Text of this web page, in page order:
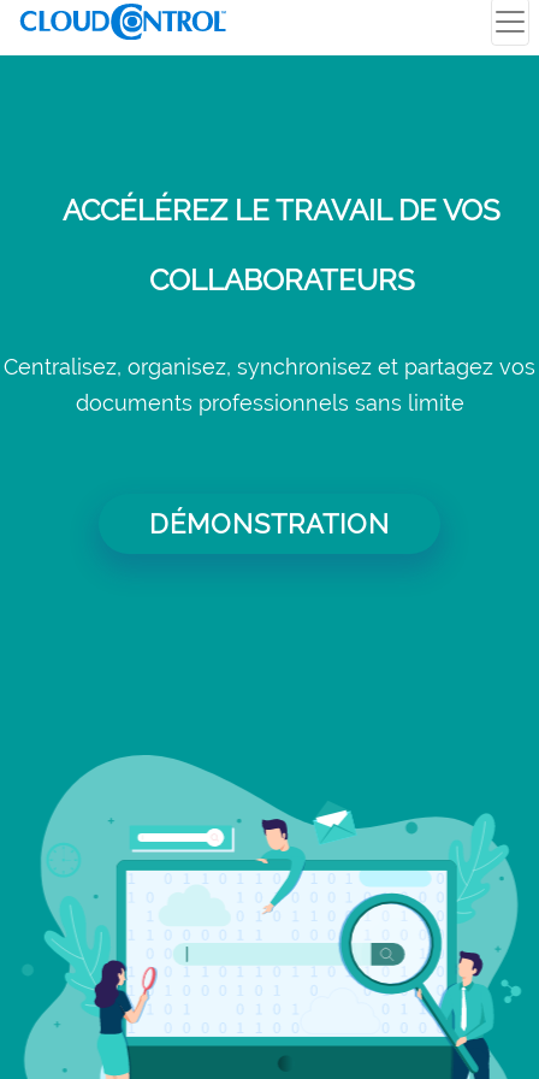
ACCÉLÉREZ LE TRAVAIL DE VOS
COLLABORATEURS
Centralisez, organisez, synchronisez et partagez vos
documents professionnels sans limite
DÉMONSTRATION